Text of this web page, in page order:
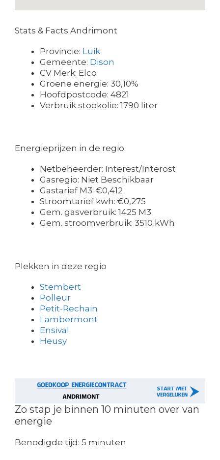
Stats & Facts Andrimont
Provincie: Luik
Gemeente: Dison
CV Merk: Elco
Groene energie: 30,10%
Hoofdpostcode: 4821
Verbruik stookolie: 1790 liter
Energieprijzen in de regio
Netbeheerder: Interest/Interost
Gasregio: Niet Beschikbaar
Gastarief M3: €0,412
Stroomtarief kwh: €0,275
Gem. gasverbruik: 1425 M3
Gem. stroomverbruik: 3510 kWh
Plekken in deze regio
Stembert
Polleur
Petit-Rechain
Lambermont
Ensival
Heusy
Zo stap je binnen 10 minuten over van
energie
Benodigde tijd: 5 minuten